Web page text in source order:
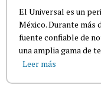
El Universal es un
México. Durante más
fuente confiable de
una amplia gama de
Leer más